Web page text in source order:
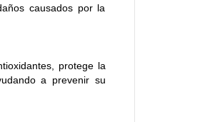
causados por la
protege la
a prevenir su